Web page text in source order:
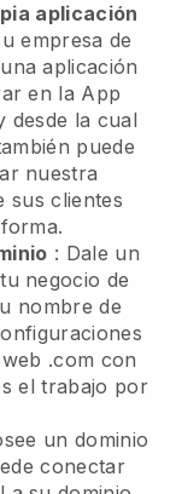
aplicación
empresa de
aplicación
en la App
desde la cual
puede
nuestra
sus clientes
: Dale un
negocio de
nombre de
.com con
el trabajo por
un dominio
conectar